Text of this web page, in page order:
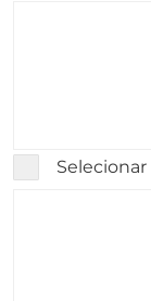
Selecionar